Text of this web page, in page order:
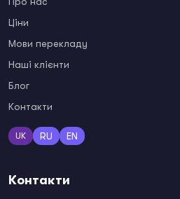
Ціни
Мови перекладу
Наші клієнти
Блог
Контакти
UK RU EN
Контакти